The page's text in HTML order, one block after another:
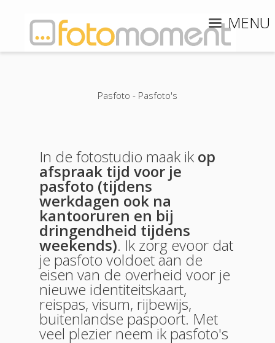
MENU
Pasfoto - Pasfoto's
In de fotostudio maak ik op
afspraak tijd voor je
pasfoto (tijdens
werkdagen ook na
kantooruren en bij
dringendheid tijdens
weekends). Ik zorg evoor dat
je pasfoto voldoet aan de
eisen van de overheid voor je
nieuwe identiteitskaart,
reispas, visum, rijbewijs,
buitenlandse paspoort. Met
veel plezier neem ik pasfoto's